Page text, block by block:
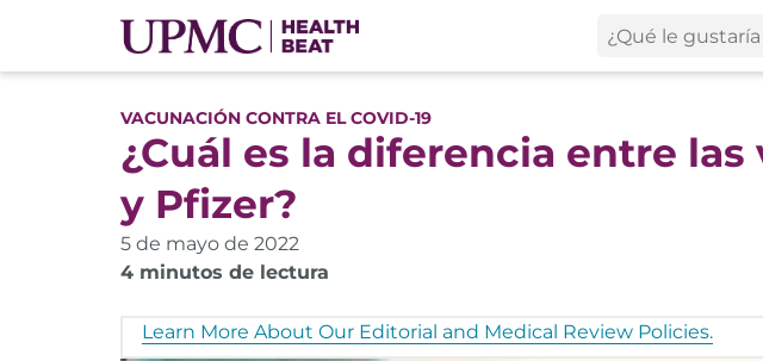
VACUNACIÓN CONTRA EL COVID-19
¿Cuál es la diferencia entre
y Pfizer?
5 de mayo de 2022
4 minutos de lectura
Learn More About Our Editorial and Medical Review Policies.